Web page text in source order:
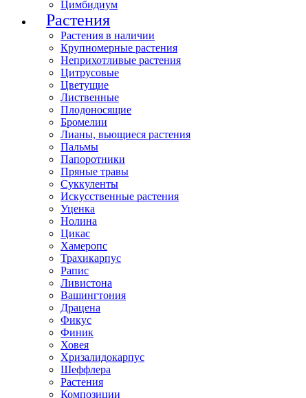
Цимбидиум
Растения
Растения в наличии
Крупномерные растения
Неприхотливые растения
Цитрусовые
Цветущие
Лиственные
Плодоносящие
Бромелии
Лианы, вьющиеся растения
Пальмы
Папоротники
Пряные травы
Суккуленты
Искусственные растения
Уценка
Нолина
Цикас
Хамеропс
Трахикарпус
Рапис
Ливистона
Вашингтония
Драцена
Фикус
Финик
Ховея
Хризалидокарпус
Шеффлера
Растения
Композиции